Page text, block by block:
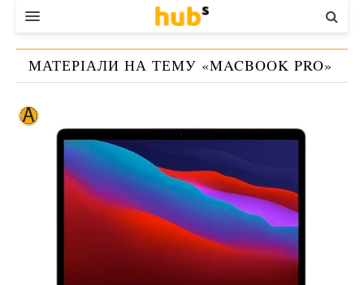
ВЛАДА
ЕКОНОМІКА
СТАРТЕР
КОНТАКТИ
МАТЕРІАЛИ НА ТЕМУ «MACBOOK PRO»